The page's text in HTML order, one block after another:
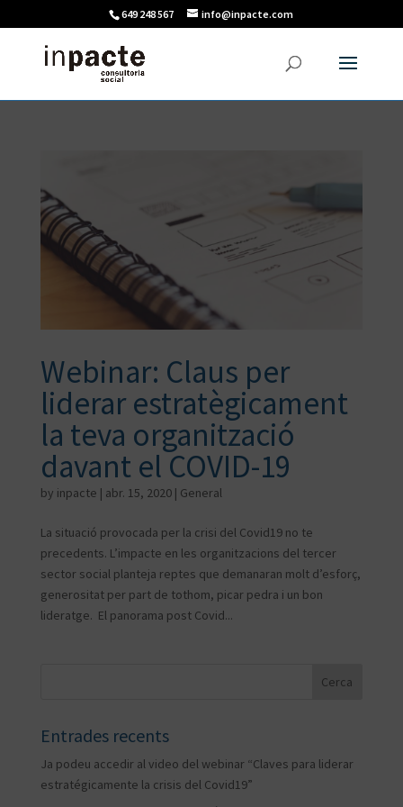
649 248 567 info@inpacte.com
Webinar: Claus per
liderar estratègicament
la teva organització
davant el COVID-19
by inpacte | abr. 15, 2020| General
La situació provocada per la crisi del Covid19 no te
precedents. L’impacte en les organitzacions del tercer
sector social planteja reptes que demanaran molt d’esforç,
generositat per part de tothom, picar pedra i un bon
lideratge. El panorama post Covid...
Entrades recents
Ja podeu accedir al video del webinar “Claves para liderar
estratégicamente la crisis del Covid19”